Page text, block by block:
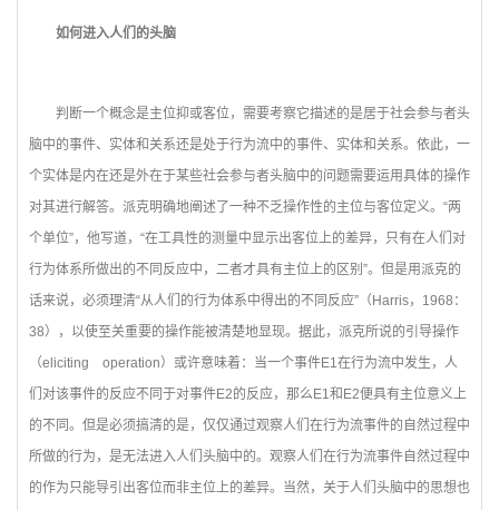
如何进入人们的头脑
判断一个概念是主位抑或客位，需要考察它描述的是居于社会参与者头
脑中的事件、实体和关系还是处于行为流中的事件、实体和关系。依此，一
个实体是内在还是外在于某些社会参与者头脑中的问题需要运用具体的操作
对其进行解答。派克明确地阐述了一种不乏操作性的主位与客位定义。“两
个单位”，他写道，“在工具性的测量中显示出客位上的差异，只有在人们对
行为体系所做出的不同反应中，二者才具有主位上的区别”。但是用派克的
话来说，必须理清“从人们的行为体系中得出的不同反应”（Harris，1968：
38），以使至关重要的操作能被清楚地显现。据此，派克所说的引导操作
（eliciting operation）或许意味着：当一个事件E1在行为流中发生，人
们对该事件的反应不同于对事件E2的反应，那么E1和E2便具有主位意义上
的不同。但是必须搞清的是，仅仅通过观察人们在行为流事件的自然过程中
所做的行为，是无法进入人们头脑中的。观察人们在行为流事件自然过程中
的作为只能导引出客位而非主位上的差异。当然，关于人们头脑中的思想也